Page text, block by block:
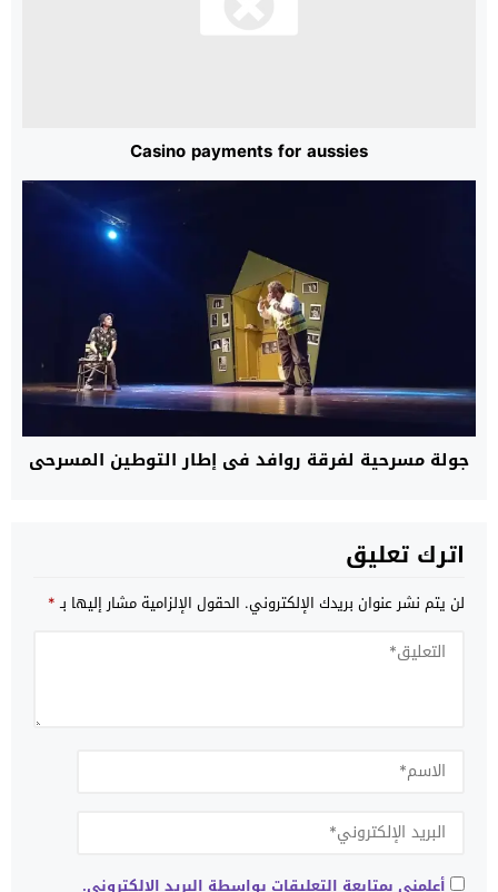
Casino payments for aussies
جولة مسرحية لفرقة روافد في إطار التوطين المسرحي
اترك تعليق
لن يتم نشر عنوان بريدك الإلكتروني. الحقول الإلزامية مشار إليها بـ*
أعلمني بمتابعة التعليقات بواسطة البريد الإلكتروني.